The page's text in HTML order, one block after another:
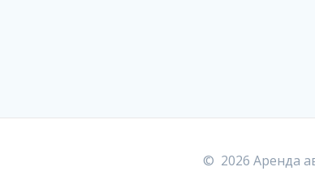
© 2026 Аренда